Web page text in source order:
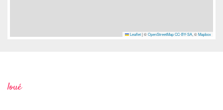
Leaflet |©OpenStreetMap CC-BY-SA, ©Mapbox
loué